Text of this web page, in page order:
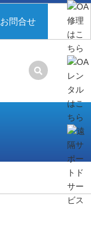
お問合せ